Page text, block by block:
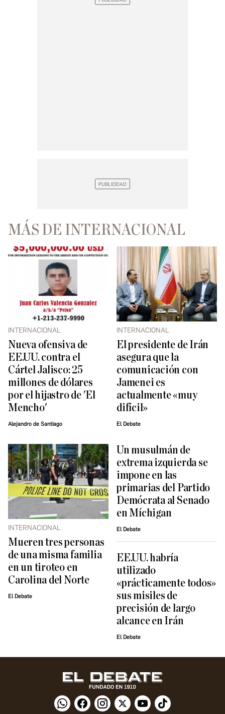
MÁS DE INTERNACIONAL
INTERNACIONAL
Nueva ofensiva de
EE.UU. contra el
Cártel Jalisco: 25
millones de dólares
por el hijastro de 'El
Mencho'
Alejandro de Santiago
INTERNACIONAL
El presidente de Irán
asegura que la
comunicación con
Jamenei es
actualmente «muy
difícil»
El Debate
INTERNACIONAL
Mueren tres personas
de una misma familia
en un tiroteo en
Carolina del Norte
El Debate
Un musulmán de
extrema izquierda se
impone en las
primarias del Partido
Demócrata al Senado
en Míchigan
El Debate
EE.UU. habría
utilizado
«prácticamente todos»
sus misiles de
precisión de largo
alcance en Irán
El Debate